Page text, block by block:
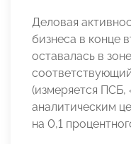
Деловая
бизнеса в конце
оставалась в
(измеряется
аналитическим
на 0,1